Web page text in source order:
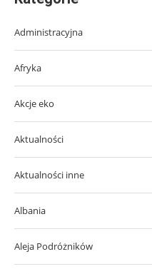
Administracyjna
Afryka
Akcje eko
Aktualności
Aktualności inne
Albania
Aleja Podróżników